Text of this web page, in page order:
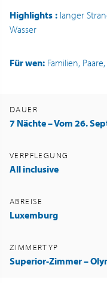
Highlights : langer
Wasser
Für wen: Familien,
DAUER
7 Nächte – Vom 26.
VERPFLEGUNG
All inclusive
ABREISE
Luxemburg
ZIMMERTYP
Superior-Zimmer –